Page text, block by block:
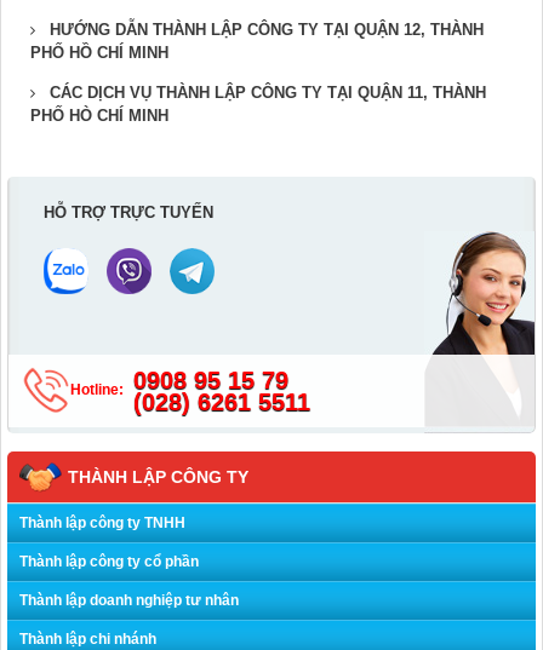
HƯỚNG DẪN THÀNH LẬP CÔNG TY TẠI QUẬN 12, THÀNH
PHỐ HỒ CHÍ MINH
CÁC DỊCH VỤ THÀNH LẬP CÔNG TY TẠI QUẬN 11, THÀNH
PHỐ HÒ CHÍ MINH
HỖ TRỢ TRỰC TUYẾN
Hotline:
0908 95 15 79
(028) 6261 5511
THÀNH LẬP CÔNG TY
Thành lập công ty TNHH
Thành lập công ty cổ phần
Thành lập doanh nghiệp tư nhân
Thành lập chi nhánh